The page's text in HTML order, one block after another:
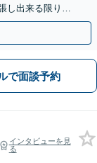
し出来る限りご
応】
で面談予約
インタビューを見
る